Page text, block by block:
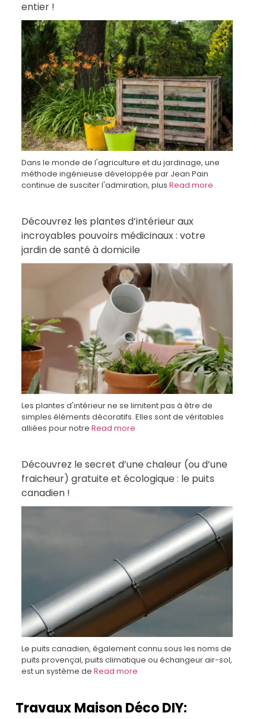
entier !
Dans le monde de l'agriculture et du jardinage, une
méthode ingénieuse développée par Jean Pain
continue de susciter l'admiration, plus Read more
Découvrez les plantes d’intérieur aux
incroyables pouvoirs médicinaux : votre
jardin de santé à domicile
Les plantes d'intérieur ne se limitent pas à être de
simples éléments décoratifs. Elles sont de véritables
alliées pour notre Read more
Découvrez le secret d’une chaleur (ou d’une
fraicheur) gratuite et écologique : le puits
canadien !
Le puits canadien, également connu sous les noms de
puits provençal, puits climatique ou échangeur air-sol,
est un système de Read more
Travaux Maison Déco DIY: